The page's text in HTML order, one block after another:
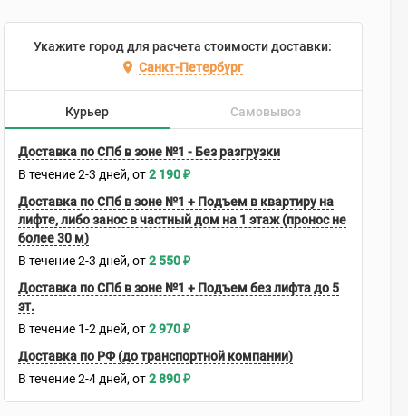
Укажите город для расчета стоимости доставки:
Санкт-Петербург
Курьер Самовывоз
Доставка по СПб в зоне №1 - Без разгрузки
В течение 2-3 дней 2 190₽
Доставка по СПб в зоне №1 + Подъем в квартиру на
лифте, либо занос в частный дом на 1 этаж (пронос не
более 30 м)
В течение 2-3 дней 2 550₽
Доставка по СПб в зоне №1 + Подъем без лифта до 5
эт.
В течение 1-2 дней 2 970₽
Доставка по РФ (до транспортной компании)
В течение 2-4 дней 2 890₽